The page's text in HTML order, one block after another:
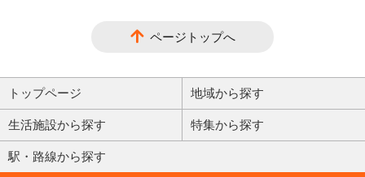
ページトップへ
トップページ 地域から探す
生活施設から探す 特集から探す
駅・路線から探す